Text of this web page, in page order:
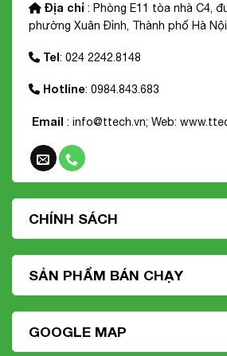
Địa chỉ : Phòng E11 tòa nhà C4,
phường Xuân Đỉnh, Thành phố Hà Nội
Tel: 024 2242.8148
Hotline: 0984.843.683
Email : info@ttech.vn; Web:
CHÍNH SÁCH
SẢN PHẨM BÁN CHẠY
GOOGLE MAP